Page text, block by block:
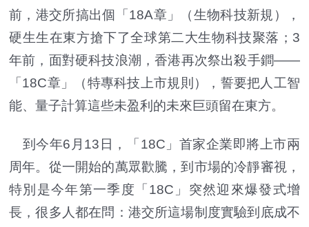
前，港交所搞出個「18A章」（生物科技新規），
硬生生在東方搶下了全球第二大生物科技聚落；3
年前，面對硬科技浪潮，香港再次祭出殺手鐧——
「18C章」（特專科技上市規則），誓要把人工智
能、量子計算這些未盈利的未來巨頭留在東方。
到今年6月13日，「18C」首家企業即將上市兩
周年。從一開始的萬眾歡騰，到市場的冷靜審視，
特別是今年第一季度「18C」突然迎來爆發式增
長，很多人都在問：港交所這場制度實驗到底成不